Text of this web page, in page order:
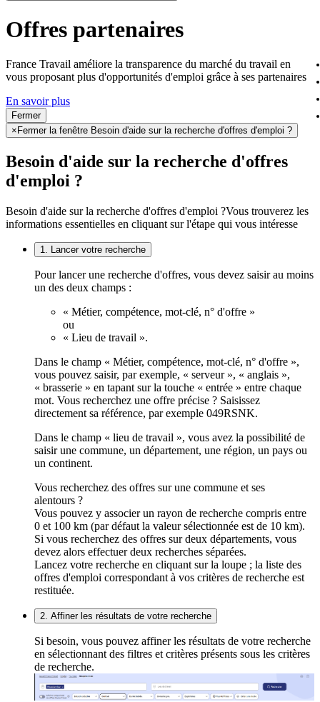
Offres partenaires
France Travail améliore la transparence du marché du travail en
vous proposant plus d'opportunités d'emploi grâce à ses partenaires
En savoir plus
Fermer
× Fermer la fenêtre Besoin d'aide sur la recherche d'offres d'emploi ?
Besoin d'aide sur la recherche d'offres
d'emploi ?
Besoin d'aide sur la recherche d'offres d'emploi ?Vous trouverez les
informations essentielles en cliquant sur l'étape qui vous intéresse
1. Lancer votre recherche
Pour lancer une recherche d'offres, vous devez saisir au moins
un des deux champs :
« Métier, compétence, mot-clé, n° d'offre »
ou
« Lieu de travail ».
Dans le champ « Métier, compétence, mot-clé, n° d'offre »,
vous pouvez saisir, par exemple, « serveur », « anglais »,
« brasserie » en tapant sur la touche « entrée » entre chaque
mot. Vous recherchez une offre précise ? Saisissez
directement sa référence, par exemple 049RSNK.
Dans le champ « lieu de travail », vous avez la possibilité de
saisir une commune, un département, une région, un pays ou
un continent.
Vous recherchez des offres sur une commune et ses
alentours ?
Vous pouvez y associer un rayon de recherche compris entre
0 et 100 km (par défaut la valeur sélectionnée est de 10 km).
Si vous recherchez des offres sur deux départements, vous
devez alors effectuer deux recherches séparées.
Lancez votre recherche en cliquant sur la loupe ; la liste des
offres d'emploi correspondant à vos critères de recherche est
restituée.
2. Affiner les résultats de votre recherche
Si besoin, vous pouvez affiner les résultats de votre recherche
en sélectionnant des filtres et critères présents sous les critères
de recherche.